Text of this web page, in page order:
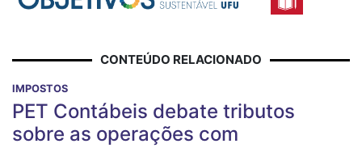
CONTEÚDO RELACIONADO
IMPOSTOS
PET Contábeis debate tributos
sobre as operações com